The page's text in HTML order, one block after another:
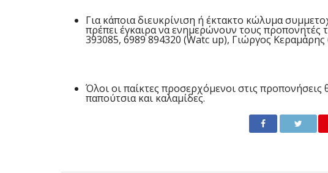
Για κάποια διευκρίνιση ή έκτακτο κώλυμα
πρέπει έγκαιρα να ενημερώνουν τους
393085, 6989 894320 (Watc up), Γιώργος Κεραμάρης
Όλοι οι παίκτες προσερχόμενοι στις
παπούτσια και καλαμίδες.